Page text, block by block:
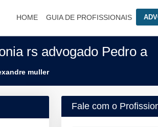
HOME GUIA DE PROFISSIONAIS
rs advogado Pedro a
muller
Fale com o